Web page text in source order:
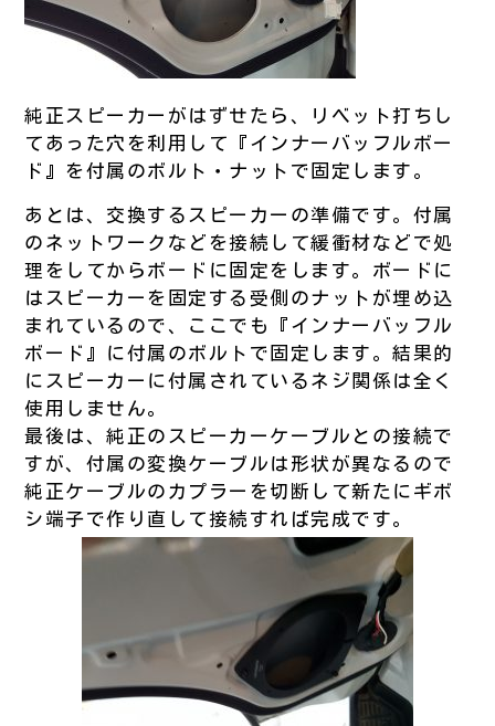
純正スピーカーがはずせたら、リベット打ちし
てあった穴を利用して『インナーバッフルボー
ド』を付属のボルト・ナットで固定します。
あとは、交換するスピーカーの準備です。付属
のネットワークなどを接続して緩衝材などで処
理をしてからボードに固定をします。ボードに
はスピーカーを固定する受側のナットが埋め込
まれているので、ここでも『インナーバッフル
ボード』に付属のボルトで固定します。結果的
にスピーカーに付属されているネジ関係は全く
使用しません。
最後は、純正のスピーカーケーブルとの接続で
すが、付属の変換ケーブルは形状が異なるので
純正ケーブルのカプラーを切断して新たにギボ
シ端子で作り直して接続すれば完成です。